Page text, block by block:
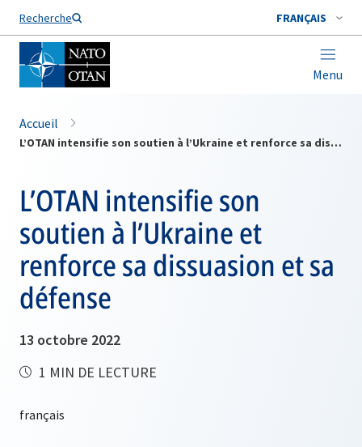
Recherche FRANÇAIS
Menu
Nom de famille*
Accueil
L’OTAN intensifie son soutien à l’Ukraine et renforce sa dissuasion et sa défense
L’OTAN intensifie son
soutien à l’Ukraine et
renforce sa dissuasion et sa
défense
13 octobre 2022
1 MIN DE LECTURE